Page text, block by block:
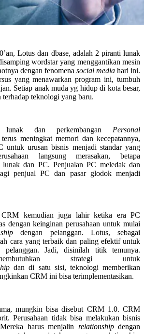
Lotus dan dbase, adalah 2 piranti lunak
wordstar yang menggantikan mesin
dengan fenomena social media hari ini.
yang menawarkan program ini, tumbuh
Setiap anak muda yg hidup di kota besar,
teknologi yang baru.
lunak dan perkembangan Personal
meningkat memori dan kecepatannya,
untuk urusan bisnis menjadi standar yang
langsung merasakan, betapa
lunak dan PC. Penjualan PC meledak dan
penjual PC dan pasar glodok menjadi
CRM kemudian juga lahir ketika era PC
dengan keinginan perusahaan untuk mulai
dengan pelanggan. Lotus, sebagai
cara yang terbaik dan paling efektif untuk
pelanggan. Jadi, disinilah titik temunya.
strategi untuk
dan di satu sisi, teknologi memberikan
CRM ini bisa terimplementasikan.
mungkin bisa disebut CRM 1.0. CRM
Perusahaan tidak bisa melakukan bisnis
harus menjalin relationshipdengan